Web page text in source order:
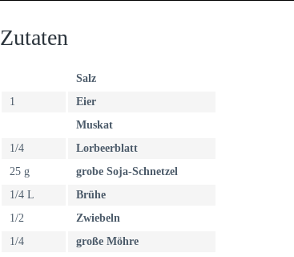
Zutaten
Salz
1
Eier
Muskat
1/4
Lorbeerblatt
25 g
grobe Soja-Schnetzel
1/4 L
Brühe
1/2
Zwiebeln
1/4
große Möhre